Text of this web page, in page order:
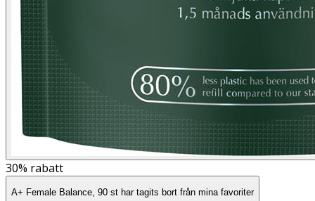
30% rabatt
A+ Female Balance, 90 st har tagits bort från mina favoriter